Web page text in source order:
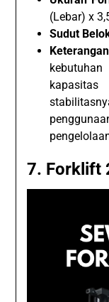
(Lebar) x
Sudut
Keterangan
7. Forklift